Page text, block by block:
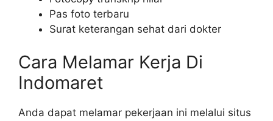
Pas foto terbaru
Surat keterangan sehat dari dokter
Cara Melamar Kerja Di
Indomaret
Anda dapat melamar pekerjaan ini melalui situs